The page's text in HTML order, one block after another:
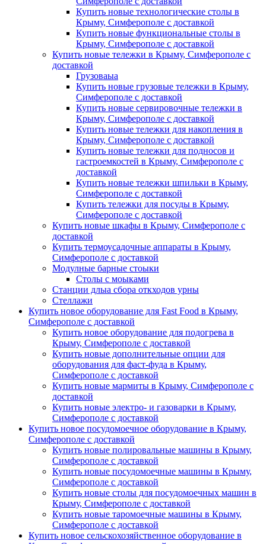
Купить новые технологические столы в
Крыму, Симферополе с доставкой
Купить новые функциональные столы в
Крыму, Симферополе с доставкой
Купить новые тележки в Крыму, Симферополе с
доставкой
Грузоваыа
Купить новые грузовые тележки в Крыму,
Симферополе с доставкой
Купить новые сервировочные тележки в
Крыму, Симферополе с доставкой
Купить новые тележки для накопления в
Крыму, Симферополе с доставкой
Купить новые тележки для подносов и
гастроемкостей в Крыму, Симферополе с
доставкой
Купить новые тележки шпильки в Крыму,
Симферополе с доставкой
Купить тележки для посуды в Крыму,
Симферополе с доставкой
Купить новые шкафы в Крыму, Симферополе с
доставкой
Купить термоусадочные аппараты в Крыму,
Симферополе с доставкой
Модулные барные стоыки
Столы с моыками
Станции длыа сбора откходов урны
Стеллажи
Купить новое оборудование для Fast Food в Крыму,
Симферополе с доставкой
Купить новое оборудование для подогрева в
Крыму, Симферополе с доставкой
Купить новые дополнительные опции для
оборудования для фаст-фуда в Крыму,
Симферополе с доставкой
Купить новые мармиты в Крыму, Симферополе с
доставкой
Купить новые электро- и газоварки в Крыму,
Симферополе с доставкой
Купить новое посудомоечное оборудование в Крыму,
Симферополе с доставкой
Купить новые полировальные машины в Крыму,
Симферополе с доставкой
Купить новые посудомоечные машины в Крыму,
Симферополе с доставкой
Купить новые столы для посудомоечных машин в
Крыму, Симферополе с доставкой
Купить новые таромоечные машины в Крыму,
Симферополе с доставкой
Купить новое сельскохозяйственное оборудование в